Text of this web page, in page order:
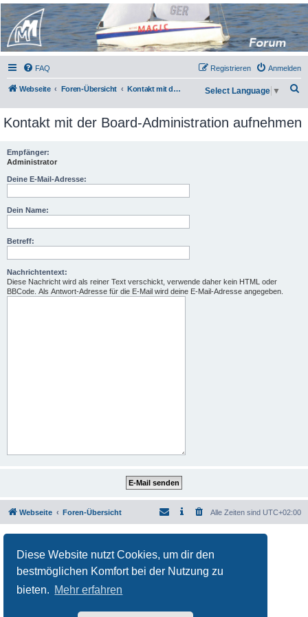
Diese Website nutzt Cookies, um dir den
bestmöglichen Komfort bei der Nutzung zu
bieten. Mehr erfahren
Micro Magic Forum
Deutschland
FAQ Anmelden
Registrieren
Webseite Foren-Übersicht Kontakt mit der Board-Administration aufnehmen
c
Select Language ▼
Kontakt mit der Board-Administration aufnehmen
Empfänger:
Administrator
Deine E-Mail-Adresse:
Dein Name:
Betreff:
Nachrichtentext:
Diese Nachricht wird als reiner Text verschickt, verwende daher kein HTML oder
BBCode. Als Antwort-Adresse für die E-Mail wird deine E-Mail-Adresse angegeben.
Webseite Foren-Übersicht Alle Zeiten sind UTC+02:00
Deutsche Übersetzung durchphpBB.de
Nutzungsbedingungen